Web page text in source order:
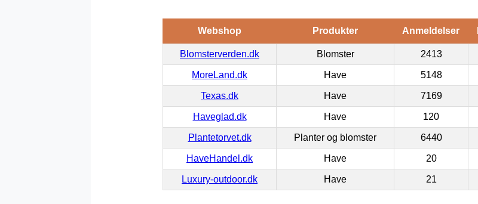
Webshop Produkter Anmeldelser
Blomsterverden.dk Blomster 2413
MoreLand.dk Have 5148
Texas.dk Have 7169
Haveglad.dk Have 120
Plantetorvet.dk Planter og blomster 6440
HaveHandel.dk Have 20
Luxury-outdoor.dk Have 21